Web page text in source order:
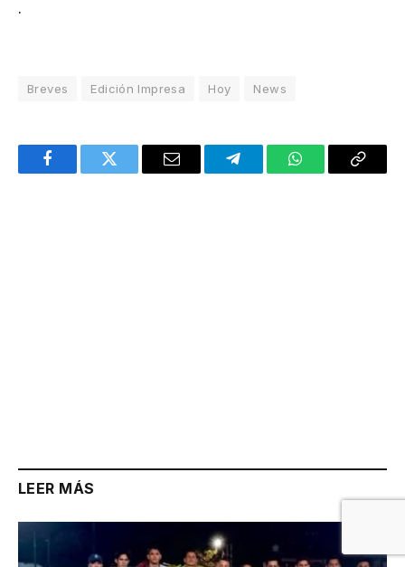
.
Breves Edición Impresa Hoy News
FacebookTwitter Email TelegramWhatsAppCopy
LEER MÁS